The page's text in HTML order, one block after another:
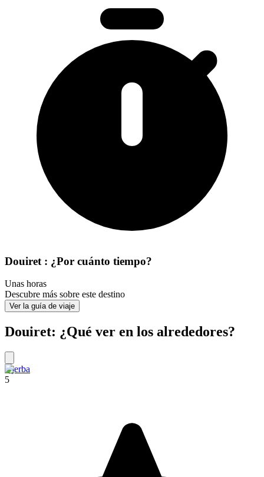
Douiret : ¿Por cuánto tiempo?
Unas horas
Descubre más sobre este destino
Ver la guía de viaje
Douiret: ¿Qué ver en los alrededores?
Djerba
5